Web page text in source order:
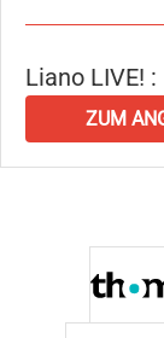
Liano LIVE! :
ZUM